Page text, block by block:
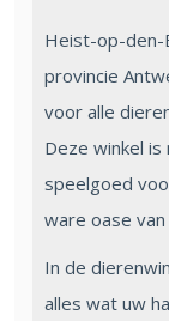
Heist-op-den-
provincie
voor alle
Deze winkel
speelgoed
ware oase
In de
alles wat uw